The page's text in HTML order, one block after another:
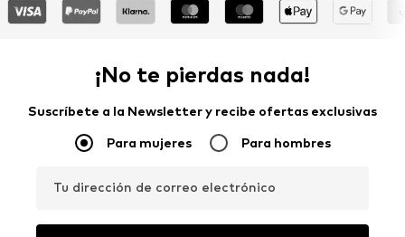
¡No te pierdas nada!
Suscríbete a la Newsletter y recibe ofertas exclusivas
Para mujeres Para hombres
Tu dirección de correo electrónico